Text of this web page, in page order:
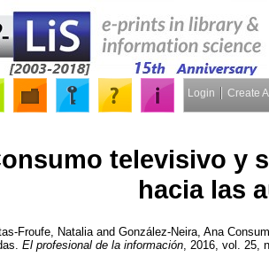
Login Create
televisivo y
hacia las
Froufe, Natalia and González-Neira, Ana
El profesional de la información , 2016, vol. 25,